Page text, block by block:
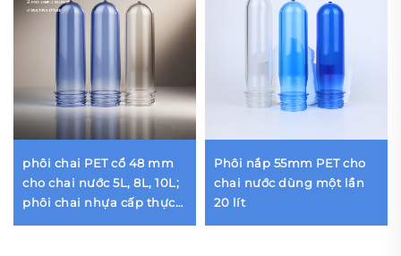
phôi chai PET cổ 48 mm
cho chai nước 5L, 8L, 10L;
phôi chai nhựa cấp thực
Phôi nắp 55mm PET cho
chai nước dùng một lần
20 lít